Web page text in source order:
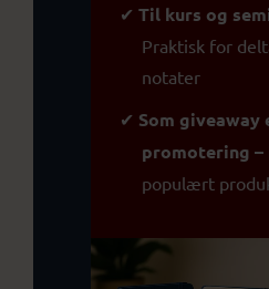
✔ Til kurs og
Praktisk for
notater
✔ Som giveaway
promotering –
populært